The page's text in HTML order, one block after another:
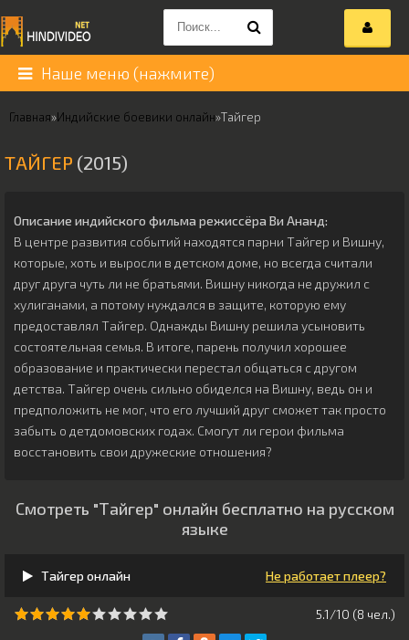
Наше меню (нажмите)
Главная»Индийские боевики онлайн»Тайгер
ТАЙГЕР (2015)
Описание индийского фильма режиссёра Ви Ананд:
В центре развития событий находятся парни Тайгер и Вишну,
которые, хоть и выросли в детском доме, но всегда считали
друг друга чуть ли не братьями. Вишну никогда не дружил с
хулиганами, а потому нуждался в защите, которую ему
предоставлял Тайгер. Однажды Вишну решила усыновить
состоятельная семья. В итоге, парень получил хорошее
образование и практически перестал общаться с другом
детства. Тайгер очень сильно обиделся на Вишну, ведь он и
предположить не мог, что его лучший друг сможет так просто
забыть о детдомовских годах. Смогут ли герои фильма
восстановить свои дружеские отношения?
Смотреть "Тайгер" онлайн бесплатно на русском
языке
Тайгер онлайн Не работает плеер?
5.1/10 (8 чeл.)